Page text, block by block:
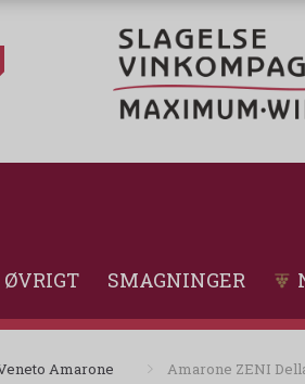
ØVRIGT SMAGNINGER
Amarone Amarone ZENI